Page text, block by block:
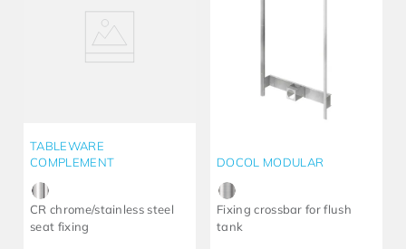
TABLEWARE
COMPLEMENT
CR chrome/stainless steel
seat fixing
DOCOL MODULAR
Fixing crossbar for flush
tank